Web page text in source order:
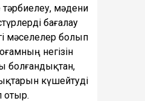
тәрбиелеу, мәдени
бағалау
мәселелер болып
негізін
болғандықтан,
күшейтуді
отыр.